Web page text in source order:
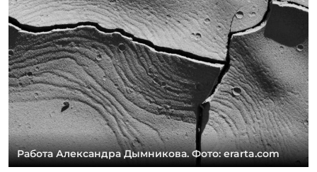
Работа Александра Дымникова. Фото: erarta.com